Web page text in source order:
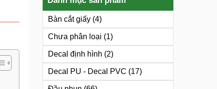
Bàn cắt giấy (4)
Chưa phân loại (1)
Decal định hình (2)
Decal PU - Decal PVC (17)